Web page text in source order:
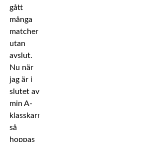
gått
många
matcher
utan
avslut.
Nu när
jag är i
slutet av
min A-
klasskarriär
så
hoppas